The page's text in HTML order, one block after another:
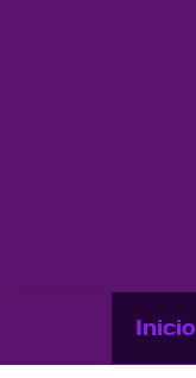
Inicio